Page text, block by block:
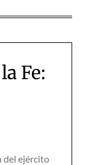
Fe:
del ejército